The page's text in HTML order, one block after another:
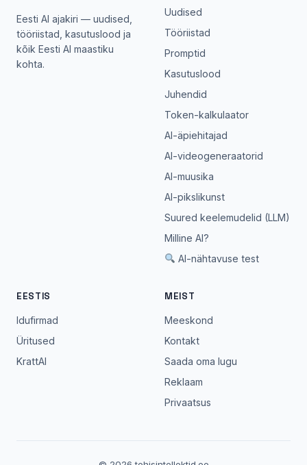
Eesti AI ajakiri — uudised,
tööriistad, kasutuslood ja
kõik Eesti AI maastiku
kohta.
Uudised
Tööriistad
Promptid
Kasutuslood
Juhendid
Token-kalkulaator
AI-äpiehitajad
AI-videogeneraatorid
AI-muusika
AI-pikslikunst
Suured keelemudelid (LLM)
Milline AI?
AI-nähtavuse test
EESTIS
Idufirmad
Üritused
KrattAI
MEIST
Meeskond
Kontakt
Saada oma lugu
Reklaam
Privaatsus